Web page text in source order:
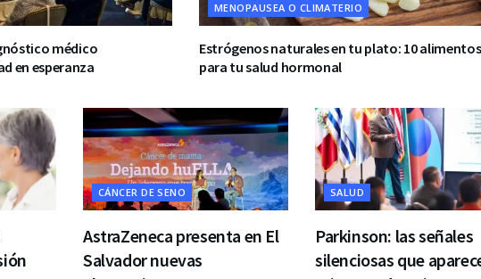
médico
en esperanza
MENOPAUSEA O CLIMATERIO
Estrógenos naturales en tu plato: 10
para tu salud hormonal
CÁNCER DE SENO
AstraZeneca presenta en El
Salvador nuevas
SALUD
Parkinson: las señales
silenciosas que